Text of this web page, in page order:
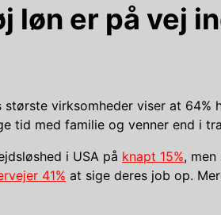
løn er på vej
virksomheder viser at
tid med familie og venner end i
i USA på knapt 15%,
41% at sige deres job op.